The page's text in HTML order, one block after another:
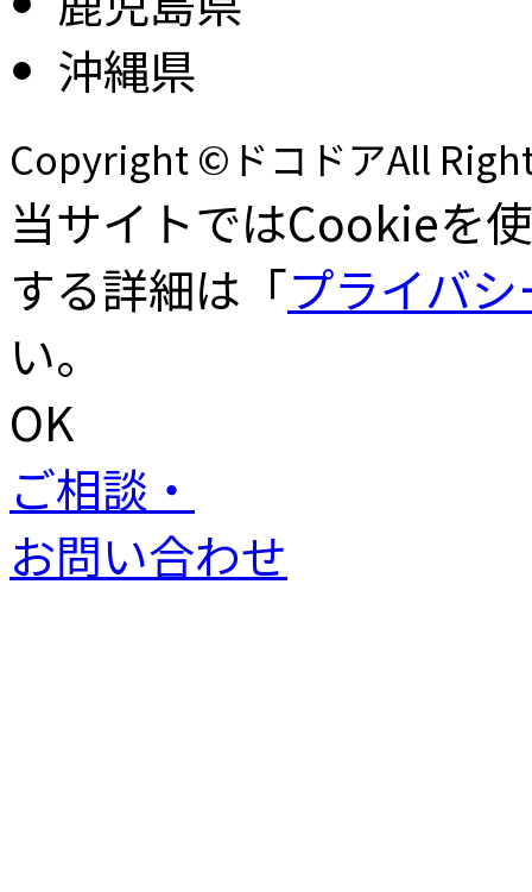
沖縄県
Copyright ©ドコドアAll
当サイトではCookieを
する詳細は「プライバ
い。
OK
ご相談・
お問い合わせ